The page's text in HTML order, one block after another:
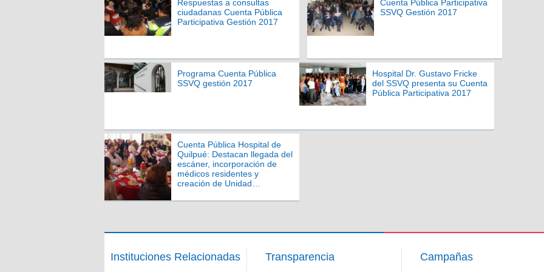
Respuestas a consultas
ciudadanas Cuenta Pública
Participativa Gestión 2017
Cuenta Pública Participativa
SSVQ Gestión 2017
Programa Cuenta Pública
SSVQ gestión 2017
Hospital Dr. Gustavo Fricke
del SSVQ presenta su Cuenta
Pública Participativa 2017
Cuenta Pública Hospital de
Quilpué: Destacan llegada del
escáner, incorporación de
médicos residentes y
creación de Unidad
Instituciones Relacionadas Transparencia Campañas